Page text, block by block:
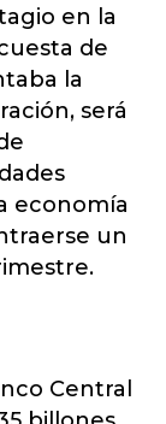
en la
de
la
será
economía
un
Central